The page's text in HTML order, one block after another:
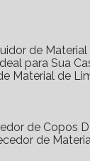
de
para Sua
Material de
de Copos
de